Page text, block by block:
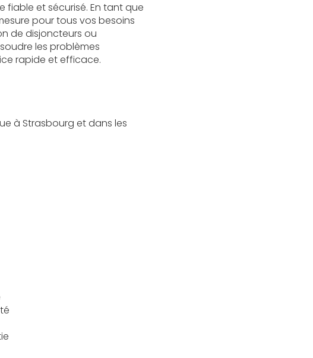
et sécurisé. En tant que
pour tous vos besoins
de disjoncteurs ou
les problèmes
rapide et efficace.
à Strasbourg et dans les